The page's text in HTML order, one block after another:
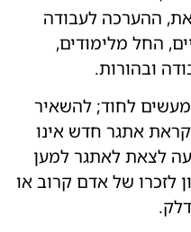
ההערכה לעבודה
החל מלימודים,
ובהורות.
לחוד; להשאיר
אתגר חדש אינו
לצאת לאתגר למען
לזכרו של אדם קרוב או